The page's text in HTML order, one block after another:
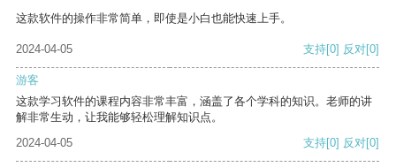
这款软件的操作非常简单，即使是小白也能快速上手。
2024-04-05 支持[0] 反对[0]
游客
这款学习软件的课程内容非常丰富，涵盖了各个学科的知识。老师的讲
解非常生动，让我能够轻松理解知识点。
2024-04-05
支持[0] 反对[0]